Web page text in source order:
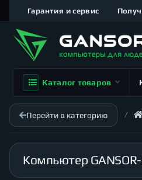
Гарантия и сервис
Каталог товаров
Перейти в категорию